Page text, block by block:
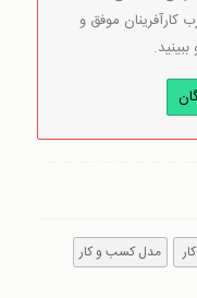
کارآفرینان موفق و
مدل کسب و کار